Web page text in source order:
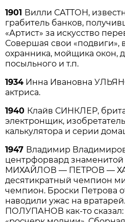
1901 Вилли САТТОН,
грабитель банков,
«Артист» за искусство
Совершая свои «подвиги»,
охранника, мойщика окон,
посыльного и т.п.
1934 Инна Ивановна
актриса.
1940 Клайв СИНКЛЕР,
электронщик,
калькулятора и серии
1947 Владимир
центрфорвард знаменитой
МИХАЙЛОВ — ПЕТРОВ —
десятикратный чемпион
чемпион. Броски Петрова
наводили ужас на
ПОЛУПАНОВ как-то сказал: